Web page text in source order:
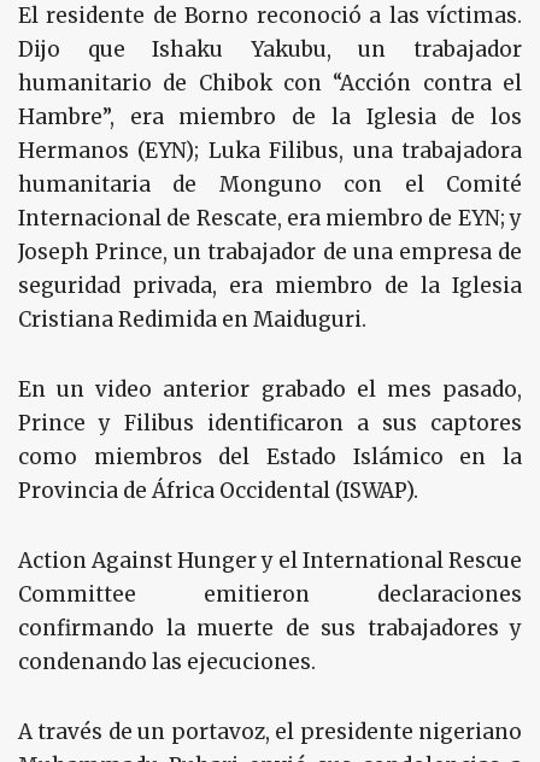
El residente de Borno reconoció a las víctimas.
Dijo que Ishaku Yakubu, un trabajador
humanitario de Chibok con “Acción contra el
Hambre”, era miembro de la Iglesia de los
Hermanos (EYN); Luka Filibus, una trabajadora
humanitaria de Monguno con el Comité
Internacional de Rescate, era miembro de EYN; y
Joseph Prince, un trabajador de una empresa de
seguridad privada, era miembro de la Iglesia
Cristiana Redimida en Maiduguri.
En un video anterior grabado el mes pasado,
Prince y Filibus identificaron a sus captores
como miembros del Estado Islámico en la
Provincia de África Occidental (ISWAP).
Action Against Hunger y el International Rescue
Committee emitieron declaraciones
confirmando la muerte de sus trabajadores y
condenando las ejecuciones.
A través de un portavoz, el presidente nigeriano